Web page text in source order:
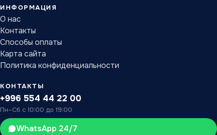
ИНФОРМАЦИЯ
О нас
Контакты
Способы оплаты
Карта сайта
Политика конфиденциальности
КОНТАКТЫ
+996 554 44 22 00
Пн–Сб с 10:00 до 19:00
WhatsApp 24/7